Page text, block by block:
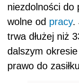
niezdolności do
wolne od pracy.
trwa dłużej niż
dalszym
prawo do